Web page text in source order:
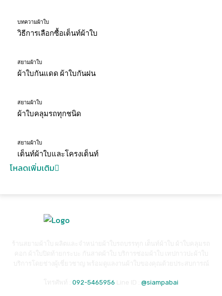
บทความผ้าใบ
วิธีการเลือกซื้อเต็นท์ผ้าใบ
สยามผ้าใบ
ผ้าใบกันแดด ผ้าใบกันฝน
สยามผ้าใบ
ผ้าใบคลุมรถทุกชนิด
สยามผ้าใบ
เต็นท์ผ้าใบและโครงเต็นท์
โหลดเพิ่มเติม
092-5465956 @siampabai